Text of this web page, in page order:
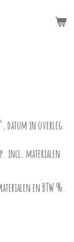
datum in overleg.
incl. materialen
en BTW %.